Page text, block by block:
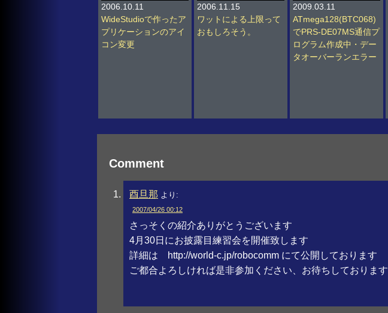
2006.10.11
WideStudioで作ったア
プリケーションのアイ
コン変更
2006.11.15
ワットによる上限って
おもしろそう。
2009.03.11
ATmega128(BTC068)
でPRS-DE07MS通信プ
ログラム作成中・デー
タオーバーランエラー
Comment
酉旦那 より:
2007/04/26 00:12
さっそくの紹介ありがとうございます
4月30日にお披露目練習会を開催致します
詳細は http://world-c.jp/robocomm にて公開しております
ご都合よろしければ是非参加ください、お待ちしております